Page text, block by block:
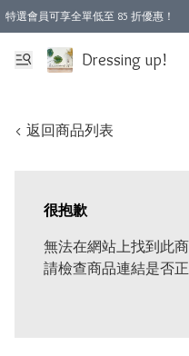
特選會員可享全單低至 85 折優惠！
Dressing up!
< 返回商品列表
很抱歉
無法在網站上找到此
請檢查商品連結是否正